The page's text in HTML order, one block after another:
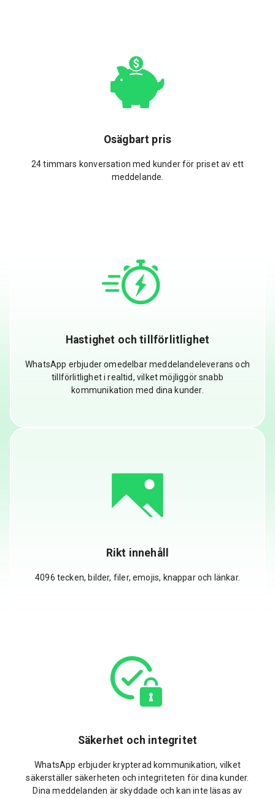
Osägbart pris
24 timmars konversation med kunder för priset av ett
meddelande.
Hastighet och tillförlitlighet
WhatsApp erbjuder omedelbar meddelandeleverans och
tillförlitlighet i realtid, vilket möjliggör snabb
kommunikation med dina kunder.
Rikt innehåll
4096 tecken, bilder, filer, emojis, knappar och länkar.
Säkerhet och integritet
WhatsApp erbjuder krypterad kommunikation, vilket
säkerställer säkerheten och integriteten för dina kunder.
Dina meddelanden är skyddade och kan inte läsas av